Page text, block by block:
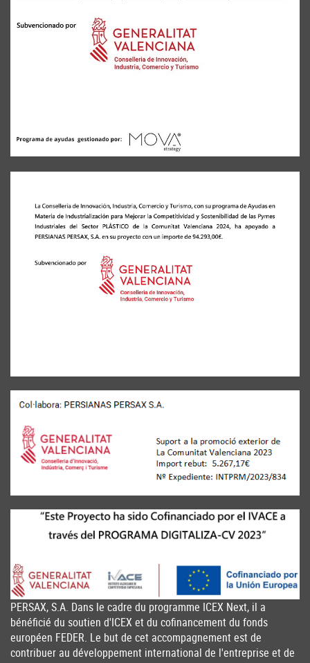
PERSAX, S.A. Dans le cadre du programme ICEX Next, il a
bénéficié du soutien d'ICEX et du cofinancement du fonds
européen FEDER. Le but de cet accompagnement est de
contribuer au développement international de l'entreprise et de